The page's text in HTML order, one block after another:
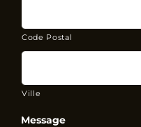
Code Postal
Ville
Message